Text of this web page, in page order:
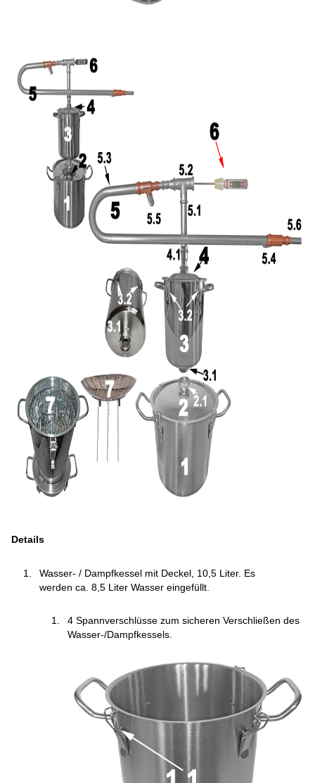
Details
Wasser- / Dampfkessel mit Deckel, 10,5 Liter. Es
werden ca. 8,5 Liter Wasser eingefüllt.
4 Spannverschlüsse zum sicheren Verschließen des
Wasser-/Dampfkessels.